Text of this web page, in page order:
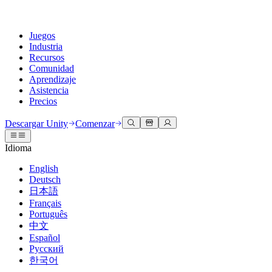
Juegos
Industria
Recursos
Comunidad
Aprendizaje
Asistencia
Precios
Motor de Unity
Crea juegos 2D y 3D para cualquier plataforma
Colaboración
Colabora e itera rápidamente con tu equipo
Descargar Unity
Planes y precios
Implementar
Multiplataforma
Colaboración 3D
Construye y revisa proyectos 3D en tiempo real
Capacitación envolvente
Capacitación en entornos envolventes
Experiencias del cliente
Crea experiencias interactivas en 3D
Industrias
Fabricación
Documentación
Herramientas para desarrolladores
Versiones de lanzamiento y rastreador de problemas
Hoja de ruta
Revisar características próximas
Glosario
Discusiones
Eventos
Eventos globales y locales
Historias de la comunidad
Hecho con Unity
Presentando a los creadores de Unity
Unity Learn
Domina las habilidades de Unity de forma gratuita
Capacitación profesional
Mejora tu equipo con entrenadores de Unity
¿No tienes experiencia con Unity?
Primeros pasos
Pon en marcha tu aprendizaje
Rutas esenciales de Unity
Obtener ayuda
Ayudándote a tener éxito con Unity
Planes de éxito
Alcanza tus metas más rápido con soporte experto
PREGUNTAS FRECUENTES
Respuestas a preguntas comunes
Contáctanos
Conéctate con nuestro equipo
Descargar Unity Comenzar
Idioma
English
Deutsch
日本語
Français
Português
中文
Español
Русский
한국어